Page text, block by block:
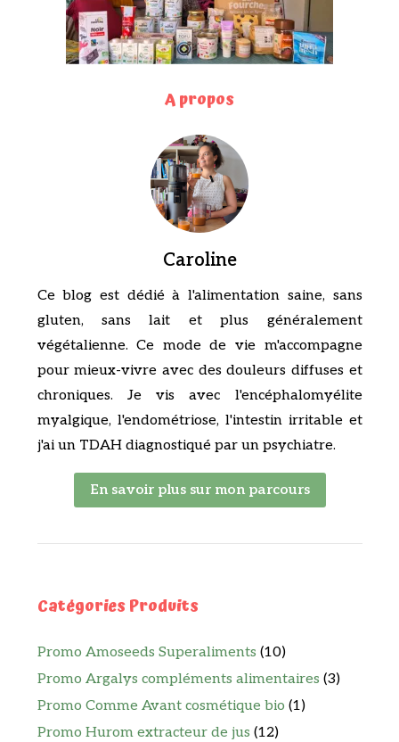
A propos
Caroline
Ce blog est dédié à l'alimentation saine, sans
gluten, sans lait et plus généralement
végétalienne. Ce mode de vie m'accompagne
pour mieux-vivre avec des douleurs diffuses et
chroniques. Je vis avec l'encéphalomyélite
myalgique, l'endométriose, l'intestin irritable et
j'ai un TDAH diagnostiqué par un psychiatre.
En savoir plus sur mon parcours
Catégories Produits
Promo Amoseeds Superaliments (10)
Promo Argalys compléments alimentaires (3)
Promo Comme Avant cosmétique bio (1)
Promo Hurom extracteur de jus (12)